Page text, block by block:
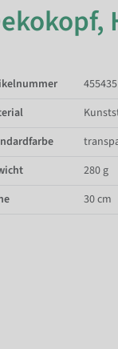
280 g
30 cm